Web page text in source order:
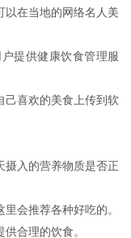
以在当地的网络名人美
提供健康饮食管理服
己喜欢的美食上传到软
摄入的营养物质是否正
会推荐各种好吃的。
合理的饮食。